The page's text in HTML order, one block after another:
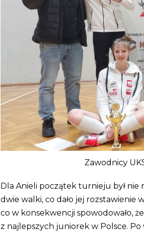
Zawodnicy
Dla Anieli początek turnieju był nie
dwie walki, co dało jej
co w konsekwencji spowodowało,
z najlepszych juniorek w Polsce.